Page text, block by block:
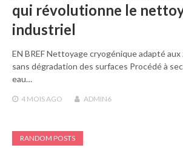
qui révolutionne le
industriel
EN BREF Nettoyage cryogénique adapté
sans dégradation des surfaces Procédé à
eau…
4 MOIS AGO ADMIN6
RANDOM POSTS